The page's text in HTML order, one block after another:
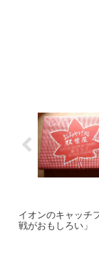
イオンのキャッチ
戦がおもしろい」